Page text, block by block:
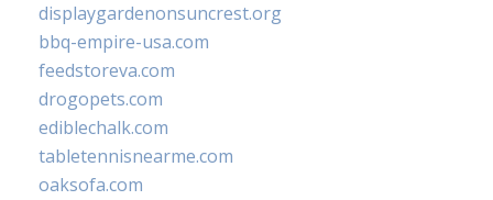
displaygardenonsuncrest.org
bbq-empire-usa.com
feedstoreva.com
drogopets.com
ediblechalk.com
tabletennisnearme.com
oaksofa.com